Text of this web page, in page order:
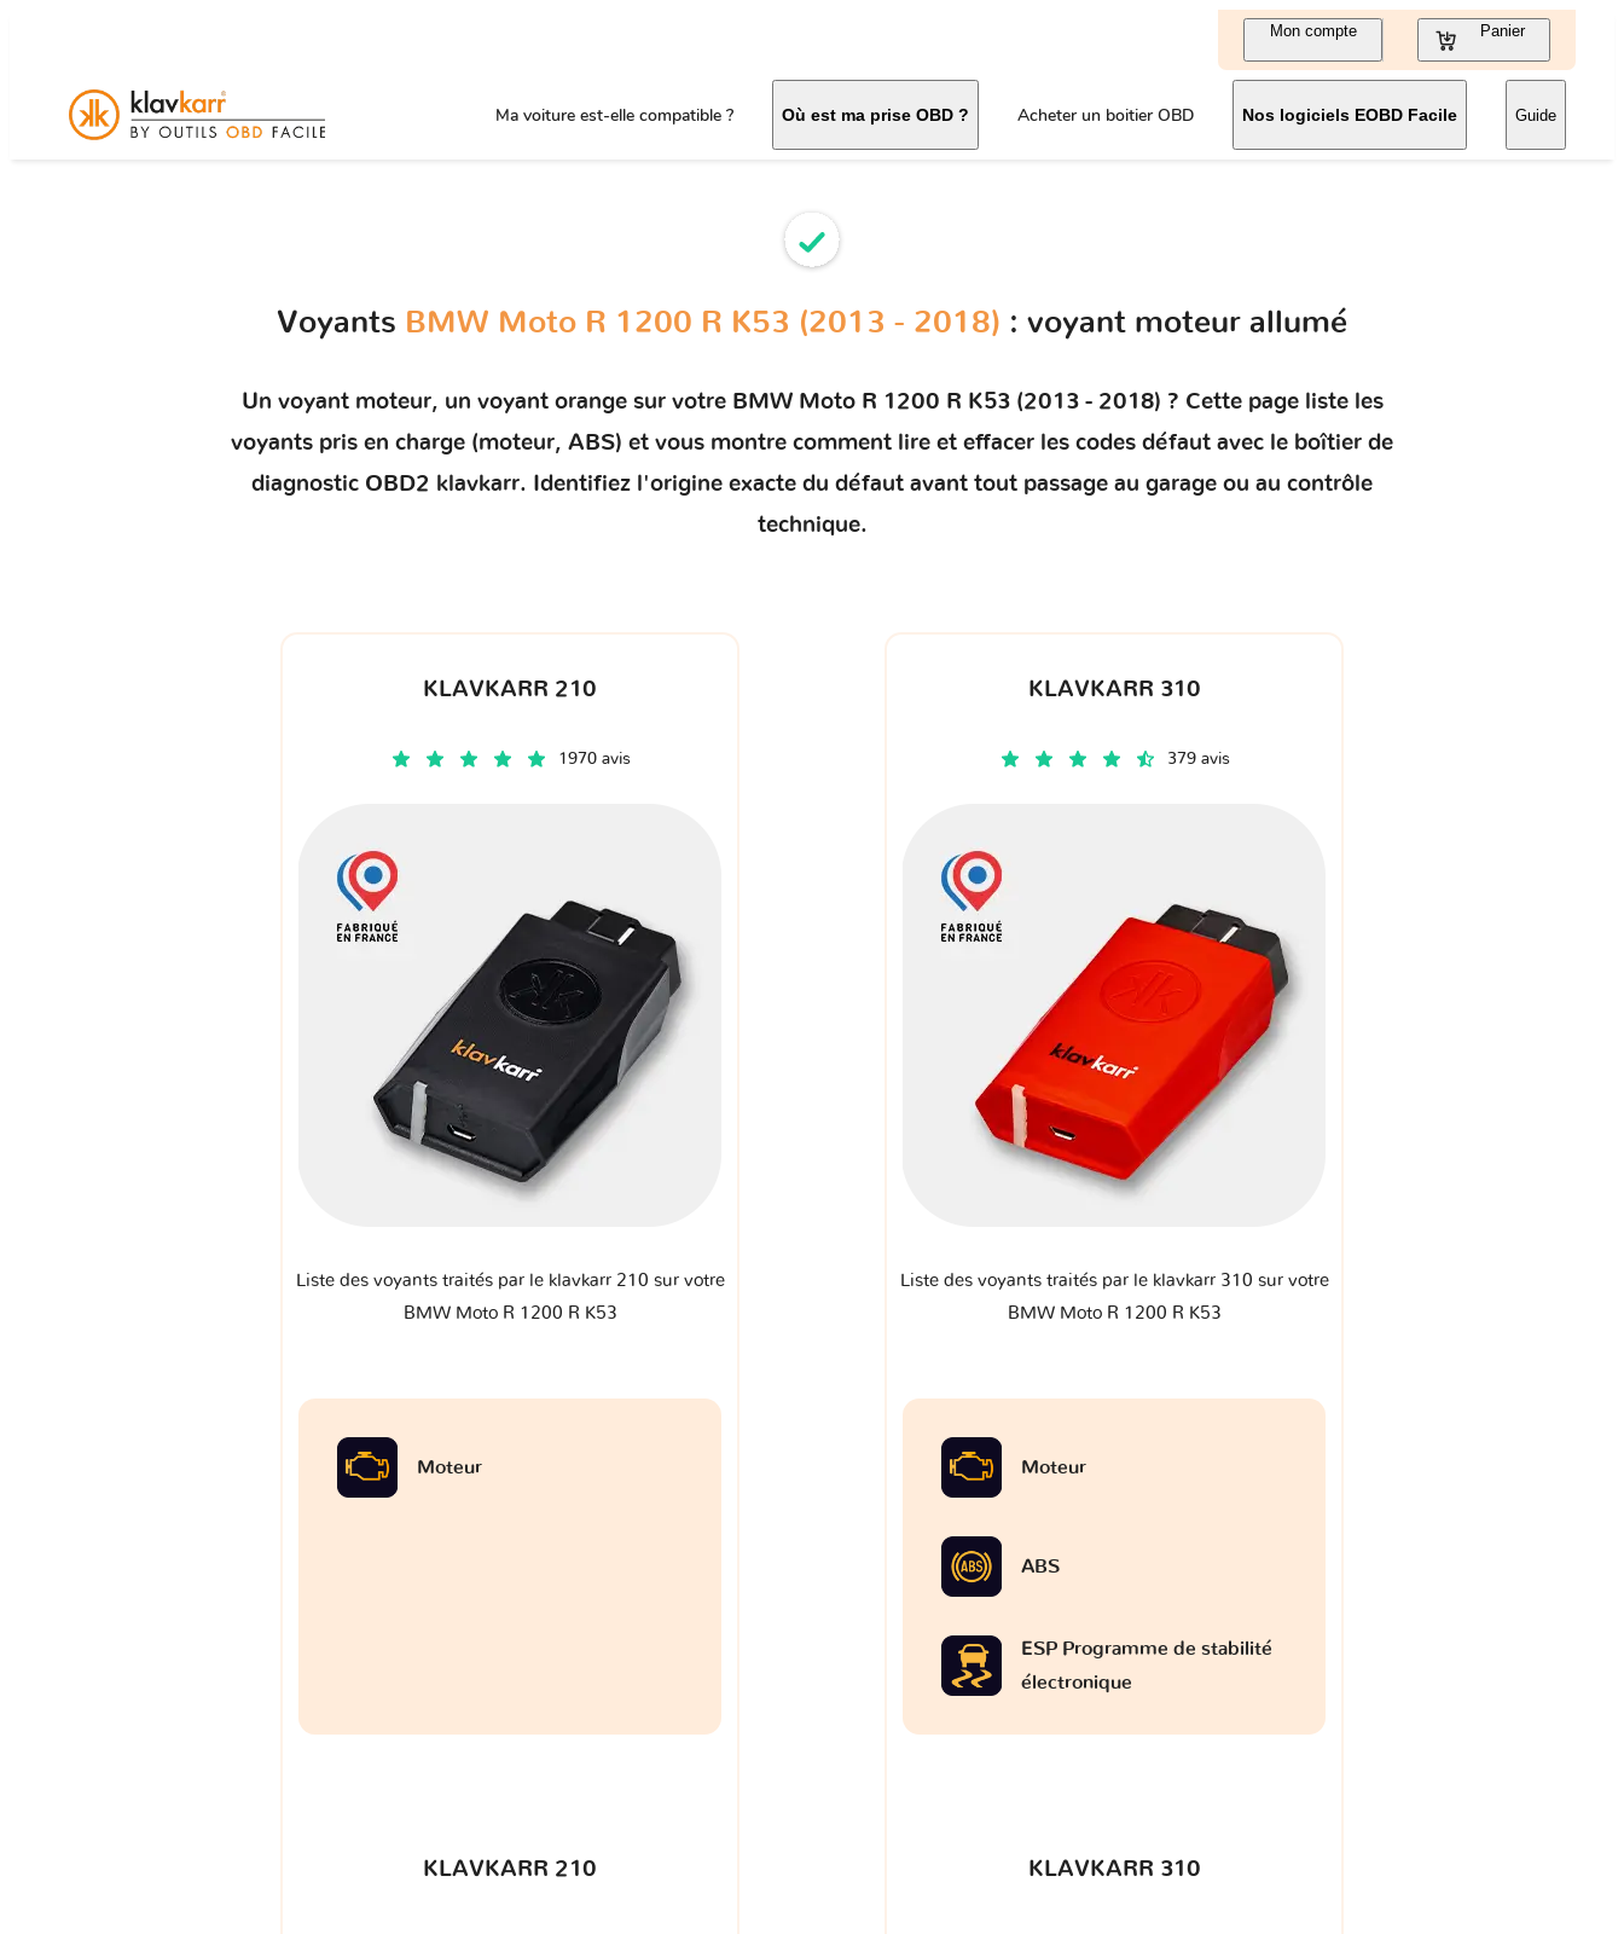
Mon compte Panier
Ma voiture est-elle compatible ? Où est ma prise OBD ? Acheter un boitier OBD Nos logiciels EOBD Facile Guide
Voyants BMW Moto R 1200 R K53 (2013 - 2018) : voyant moteur allumé
Un voyant moteur, un voyant orange sur votre BMW Moto R 1200 R K53 (2013 - 2018) ? Cette page liste les
voyants pris en charge (moteur, ABS) et vous montre comment lire et effacer les codes défaut avec le boîtier de
diagnostic OBD2 klavkarr. Identifiez l'origine exacte du défaut avant tout passage au garage ou au contrôle
technique.
KLAVKARR 210
1970 avis
Liste des voyants traités par le klavkarr 210 sur votre
BMW Moto R 1200 R K53
Moteur
KLAVKARR 210
KLAVKARR 310
379 avis
Liste des voyants traités par le klavkarr 310 sur votre
BMW Moto R 1200 R K53
Moteur
ABS
ESP Programme de stabilité
électronique
KLAVKARR 310